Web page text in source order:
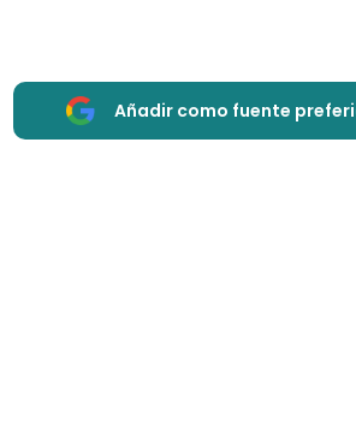
Añadir como fuente